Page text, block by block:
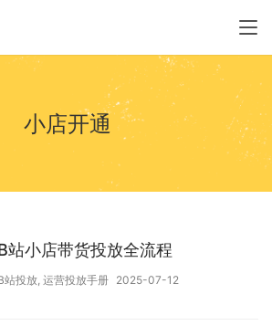
小店开通
站小店带货投放全流程
站投放, 运营投放手册 2025-07-12